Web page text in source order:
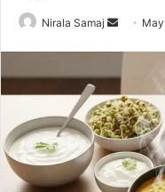
Nirala Samaj
Send